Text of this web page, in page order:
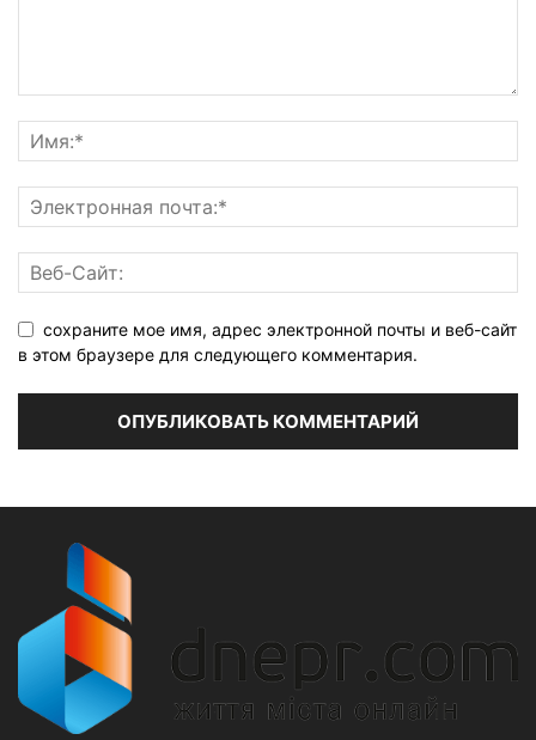
сохраните мое имя, адрес электронной почты и веб-сайт
в этом браузере для следующего комментария.